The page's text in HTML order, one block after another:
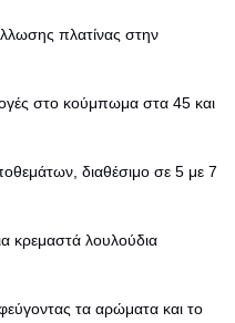
πλατίνας στην
στο κούμπωμα στα 45 και
διαθέσιμο σε 5 με 7
κρεμαστά λουλούδια
τα αρώματα και το